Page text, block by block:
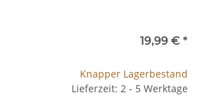
19,99 € *
Knapper Lagerbestand
Lieferzeit: 2 - 5 Werktage